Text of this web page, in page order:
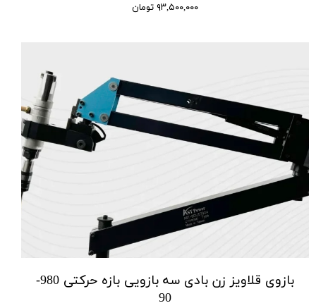
۹۳,۵۰۰,۰۰۰ تومان
بازوی قلاویز زن بادی سه بازویی بازه حرکتی 980-
90